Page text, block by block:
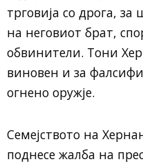
трговија со дрога,
на неговиот брат,
обвинители. Тони
виновен и за
огнено оружје.
Семејството на
поднесе жалба на